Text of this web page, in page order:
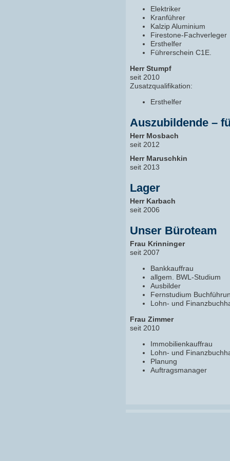
Elektriker
Kranführer
Kalzip Aluminium
Firestone-Fachverleger
Ersthelfer
Führerschein C1E.
Herr Stumpf
seit 2010
Zusatzqualifikation:
Ersthelfer
Auszubildende –
Herr Mosbach
seit 2012
Herr Maruschkin
seit 2013
Lager
Herr Karbach
seit 2006
Unser Büroteam
Frau Krinninger
seit 2007
Bankkauffrau
allgem. BWL-Studium
Ausbilder
Fernstudium
Lohn- und
Frau Zimmer
seit 2010
Immobilienkauffrau
Lohn- und
Planung
Auftragsmanager